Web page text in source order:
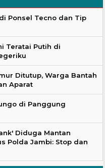
Ponsel Tecno dan Tip
Teratai Putih di
Ditutup, Warga Bantah
Aparat
di Panggung
Diduga Mantan
Polda Jambi: Stop dan